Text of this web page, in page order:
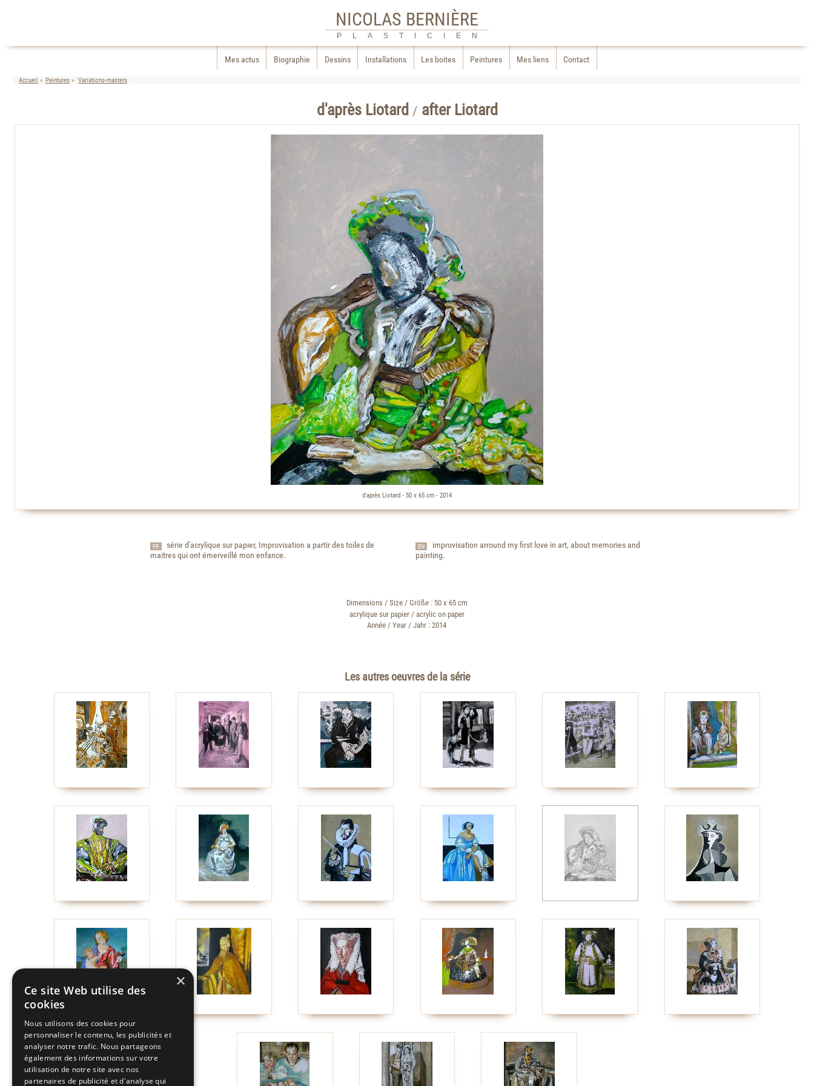
NICOLAS BERNIÈRE
PLASTICIEN
Mes actus Biographie Dessins Installations Les boites Peintures Mes liens Contact
Accueil Peintures Variations-masters
d'après Liotard / after Liotard
d'après Liotard - 50 x 65 cm - 2014
FR
série d'acrylique sur papier, Improvisation a partir des toiles de
maitres qui ont émerveillé mon enfance.
EN
improvisation arround my first love in art, about memories and
painting.
Dimensions / Size / Größe : 50 x 65 cm
acrylique sur papier / acrylic on paper
Année / Year / Jahr : 2014
Les autres oeuvres de la série
×
Ce site Web utilise des
cookies
Nous utilisons des cookies pour
personnaliser le contenu, les publicités et
analyser notre trafic. Nous partageons
également des informations sur votre
utilisation de notre site avec nos
partenaires de publicité et d'analyse qui